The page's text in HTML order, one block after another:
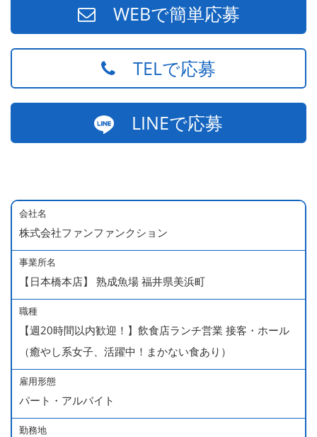
WEBで簡単応募
TELで応募
LINEで応募
会社名
株式会社ファンファンクション
事業所名
【日本橋本店】 熟成魚場 福井県美浜町
職種
【週20時間以内歓迎！】飲食店ランチ営業 接客・ホール
（癒やし系女子、活躍中！まかない食あり）
雇用形態
パート・アルバイト
勤務地